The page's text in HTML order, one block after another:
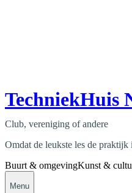
TechniekHuis
Club, vereniging of andere
Omdat de leukste les de praktijk
Buurt & omgevingKunst &
Menu